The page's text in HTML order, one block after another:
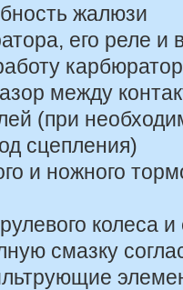
жалюзи
его реле и
между
(при
сцепления)
и ножного
колеса
смазку